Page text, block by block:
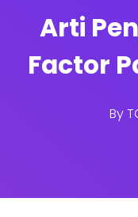
Arti
Factor
By